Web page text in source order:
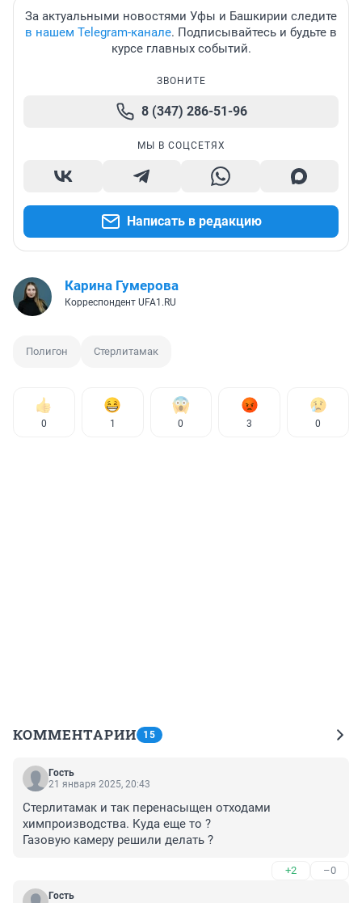
За актуальными новостями Уфы и Башкирии следите
в нашем Telegram-канале. Подписывайтесь и будьте в
курсе главных событий.
ЗВОНИТЕ
8 (347) 286-51-96
МЫ В СОЦСЕТЯХ
Написать в редакцию
Карина Гумерова
Корреспондент UFA1.RU
Полигон Стерлитамак
0 1 0 3 0
КОММЕНТАРИИ 15
Гость
21 января 2025, 20:43
Стерлитамак и так перенасыщен отходами
химпроизводства. Куда еще то ?
Газовую камеру решили делать ?
+2 –0
Гость